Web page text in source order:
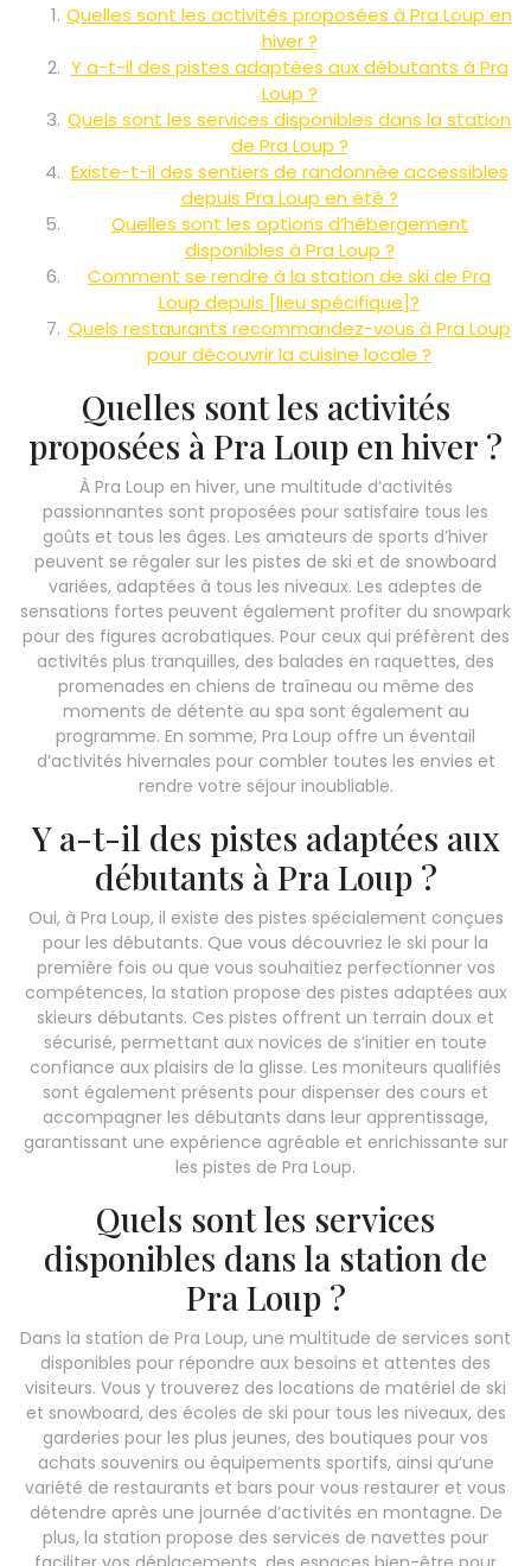
Quelles sont les activités proposées à Pra Loup en
hiver ?
Y a-t-il des pistes adaptées aux débutants à Pra
Loup ?
Quels sont les services disponibles dans la station
de Pra Loup ?
Existe-t-il des sentiers de randonnée accessibles
depuis Pra Loup en été ?
Quelles sont les options d’hébergement
disponibles à Pra Loup ?
Comment se rendre à la station de ski de Pra
Loup depuis [lieu spécifique]?
Quels restaurants recommandez-vous à Pra Loup
pour découvrir la cuisine locale ?
Quelles sont les activités
proposées à Pra Loup en hiver ?
À Pra Loup en hiver, une multitude d’activités
passionnantes sont proposées pour satisfaire tous les
goûts et tous les âges. Les amateurs de sports d’hiver
peuvent se régaler sur les pistes de ski et de snowboard
variées, adaptées à tous les niveaux. Les adeptes de
sensations fortes peuvent également profiter du snowpark
pour des figures acrobatiques. Pour ceux qui préfèrent des
activités plus tranquilles, des balades en raquettes, des
promenades en chiens de traîneau ou même des
moments de détente au spa sont également au
programme. En somme, Pra Loup offre un éventail
d’activités hivernales pour combler toutes les envies et
rendre votre séjour inoubliable.
Y a-t-il des pistes adaptées aux
débutants à Pra Loup ?
Oui, à Pra Loup, il existe des pistes spécialement conçues
pour les débutants. Que vous découvriez le ski pour la
première fois ou que vous souhaitiez perfectionner vos
compétences, la station propose des pistes adaptées aux
skieurs débutants. Ces pistes offrent un terrain doux et
sécurisé, permettant aux novices de s’initier en toute
confiance aux plaisirs de la glisse. Les moniteurs qualifiés
sont également présents pour dispenser des cours et
accompagner les débutants dans leur apprentissage,
garantissant une expérience agréable et enrichissante sur
les pistes de Pra Loup.
Quels sont les services
disponibles dans la station de
Pra Loup ?
Dans la station de Pra Loup, une multitude de services sont
disponibles pour répondre aux besoins et attentes des
visiteurs. Vous y trouverez des locations de matériel de ski
et snowboard, des écoles de ski pour tous les niveaux, des
garderies pour les plus jeunes, des boutiques pour vos
achats souvenirs ou équipements sportifs, ainsi qu’une
variété de restaurants et bars pour vous restaurer et vous
détendre après une journée d’activités en montagne. De
plus, la station propose des services de navettes pour